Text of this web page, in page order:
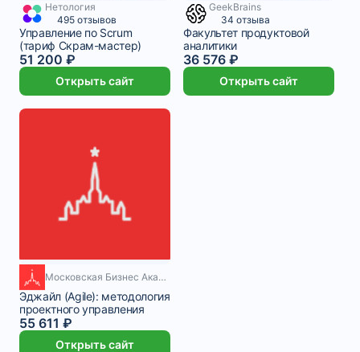
2 369 ₽/мес 3 месяца
Нетология
495 отзывов
Управление по Scrum
(тариф Скрам-мастер)
51 200 ₽
Открыть сайт
3 048 ₽/мес 12 месяцев
GeekBrains
34 отзыва
Факультет продуктовой
аналитики
36 576 ₽
Открыть сайт
1 месяц Московская Бизнес Академия
Эджайл (Agile): методология
проектного управления
55 611 ₽
Открыть сайт